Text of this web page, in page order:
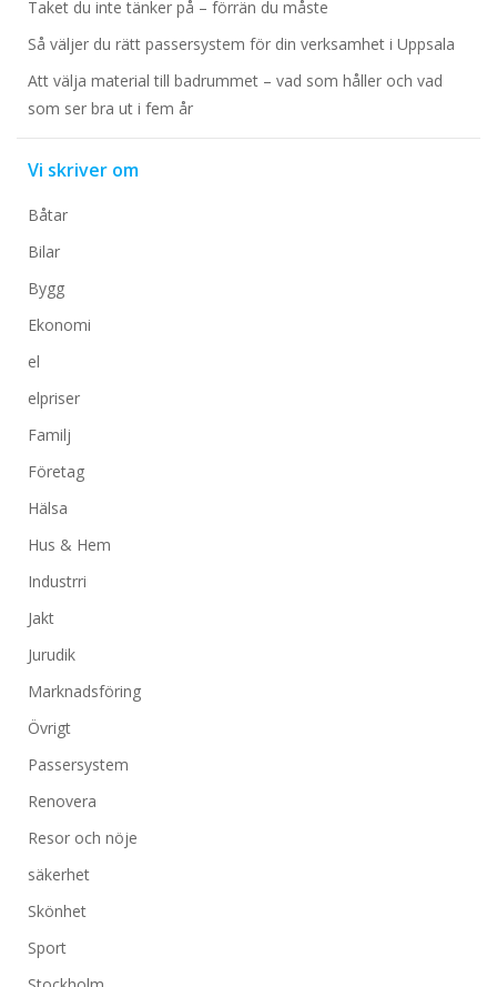
Taket du inte tänker på – förrän du måste
Så väljer du rätt passersystem för din verksamhet i Uppsala
Att välja material till badrummet – vad som håller och vad
som ser bra ut i fem år
Vi skriver om
Båtar
Bilar
Bygg
Ekonomi
el
elpriser
Familj
Företag
Hälsa
Hus & Hem
Industrri
Jakt
Jurudik
Marknadsföring
Övrigt
Passersystem
Renovera
Resor och nöje
säkerhet
Skönhet
Sport